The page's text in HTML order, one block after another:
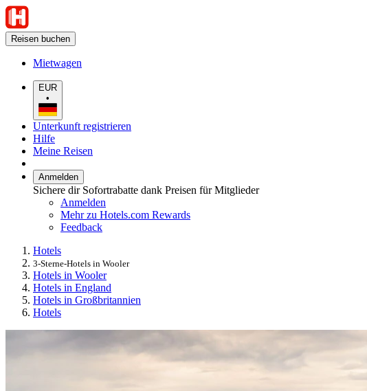
Reisen buchen
Mietwagen
EUR
•
Unterkunft registrieren
Hilfe
Meine Reisen
Anmelden
Sichere dir Sofortrabatte dank Preisen für Mitglieder
Anmelden
Mehr zu Hotels.com Rewards
Feedback
Hotels
3-Sterne-Hotels in Wooler
Hotels in Wooler
Hotels in England
Hotels in Großbritannien
Hotels